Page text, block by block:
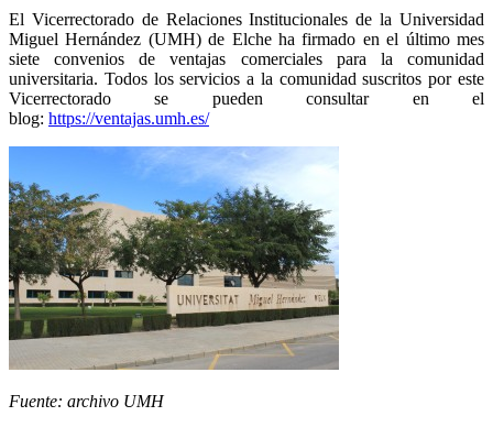
El Vicerrectorado de Relaciones Institucionales de la Universidad
Miguel Hernández (UMH) de Elche ha firmado en el último mes
siete convenios de ventajas comerciales para la comunidad
universitaria. Todos los servicios a la comunidad suscritos por este
Vicerrectorado se pueden consultar en el
blog: https://ventajas.umh.es/
Fuente: archivo UMH